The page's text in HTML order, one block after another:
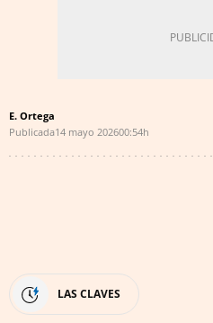
E. Ortega
Publicada14 mayo 202600:54h
LAS CLAVES